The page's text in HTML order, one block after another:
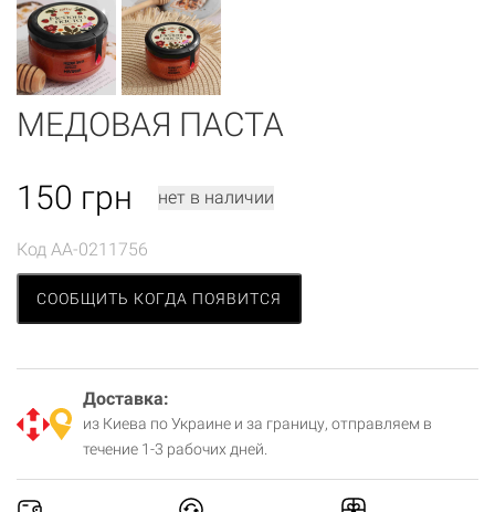
МЕДОВАЯ ПАСТА
150 грн нет в наличии
Код AA-0211756
СООБЩИТЬ КОГДА ПОЯВИТСЯ
Доставка:
из Киева по Украине и за границу, отправляем в
течение 1-3 рабочих дней.